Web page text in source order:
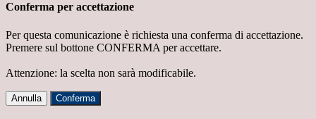
Conferma per accettazione
Per questa comunicazione è richiesta una conferma di accettazione.
Premere sul bottone CONFERMA per accettare.
Attenzione: la scelta non sarà modificabile.
Annulla Conferma